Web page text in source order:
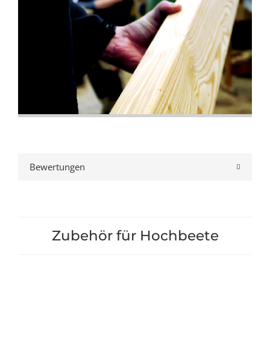
Bewertungen
Zubehör für Hochbeete